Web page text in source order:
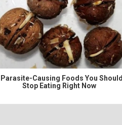
Causing Foods You Should
Stop Eating Right Now